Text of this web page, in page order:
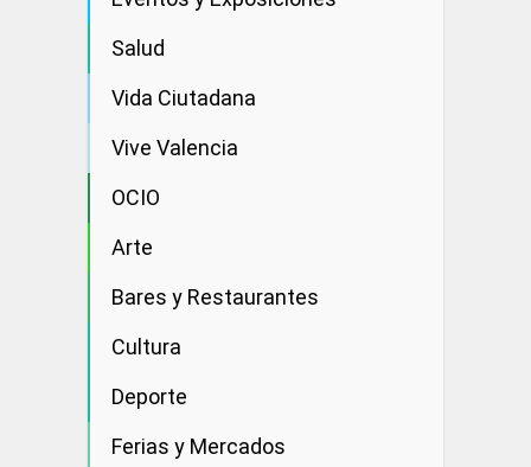
Salud
Vida Ciutadana
Vive Valencia
OCIO
Arte
Bares y Restaurantes
Cultura
Deporte
Ferias y Mercados